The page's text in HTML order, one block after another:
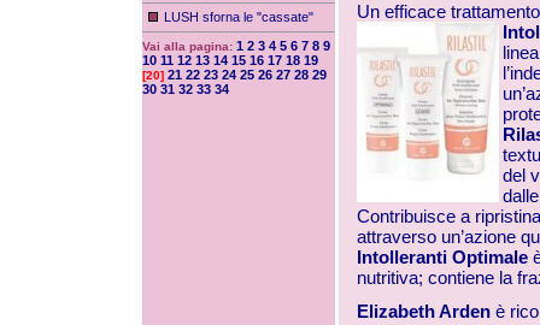
LUSH sforna le "cassate"
Vai alla pagina: 1 2 3 4 5 6 7 8 9
10 11 12 13 14 15 16 17 18 19
[20] 21 22 23 24 25 26 27 28 29
30 31 32 33 34
Un efficace
del
Contribuisce a
attraverso un’azione
Intolleranti Optimale
nutritiva; contiene la
Elizabeth Arden è